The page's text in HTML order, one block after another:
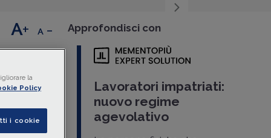
+ - Approfondisci con
Lavoratori impatriati:
nuovo regime
agevolativo
la
Policy
i cookie